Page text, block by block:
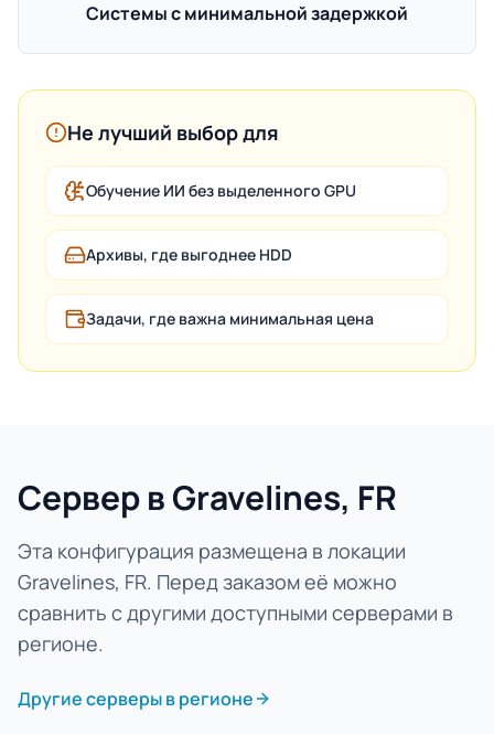
Системы с минимальной задержкой
Не лучший выбор для
Обучение ИИ без выделенного GPU
Архивы, где выгоднее HDD
Задачи, где важна минимальная цена
Сервер в Gravelines, FR
Эта конфигурация размещена в локации
Gravelines, FR. Перед заказом её можно
сравнить с другими доступными серверами в
регионе.
Другие серверы в регионе